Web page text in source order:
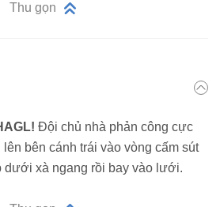
Thu gọn
Đội chủ nhà phản công cực
bên cánh trái vào vòng cấm sút
dưới xà ngang rồi bay vào lưới.